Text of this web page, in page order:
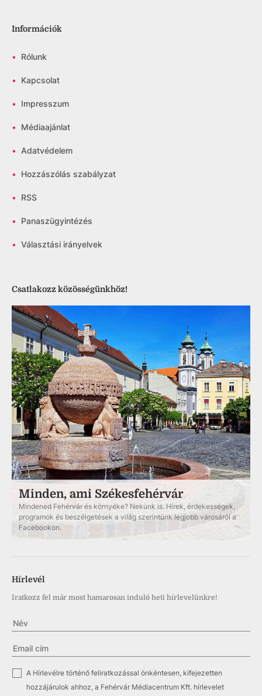
Információk
• Rólunk
• Kapcsolat
• Impresszum
• Médiaajánlat
• Adatvédelem
• Hozzászólás szabályzat
• RSS
• Panaszügyintézés
• Választási irányelvek
Csatlakozz közösségünkhöz!
Minden, ami Székesfehérvár
Mindened Fehérvár és környéke? Nekünk is. Hírek, érdekességek,
programok és beszélgetések a világ szerintünk legjobb városáról a
Facebookon.
Hírlevél
Iratkozz fel már most hamarosan induló heti hírlevelünkre!
A Hírlevélre történő feliratkozással önkéntesen, kifejezetten
hozzájárulok ahhoz, a Fehérvár Médiacentrum Kft. hírlevelet